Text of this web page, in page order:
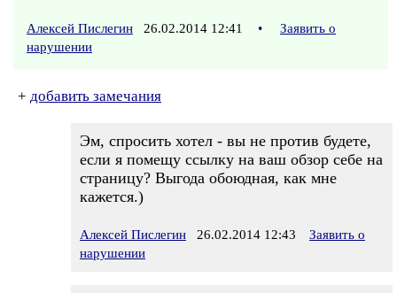
Алексей Пислегин 26.02.2014 12:41 •
Заявить о
нарушении
+ добавить замечания
Эм, спросить хотел - вы не против будете,
если я помещу ссылку на ваш обзор себе на
страницу? Выгода обоюдная, как мне
кажется.)
Алексей Пислегин 26.02.2014 12:43
Заявить о
нарушении